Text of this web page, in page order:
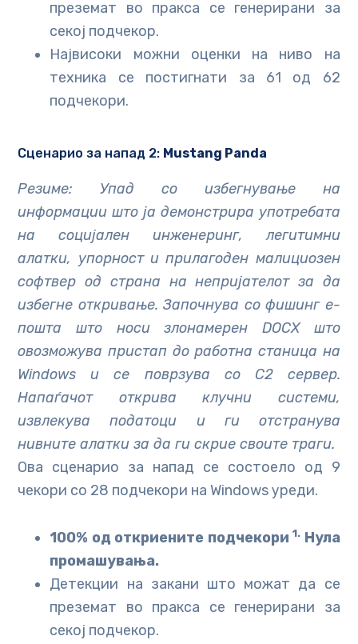
преземат во пракса се генерирани за
секој подчекор.
Највисоки можни оценки на ниво на
техника се постигнати за 61 од 62
подчекори.
Сценарио за напад 2: Mustang Panda
Резиме: Упад со избегнување на
информации што ја демонстрира употребата
на социјален инженеринг, легитимни
алатки, упорност и прилагоден малициозен
софтвер од страна на непријателот за да
избегне откривање. Започнува со фишинг е-
пошта што носи злонамерен DOCX што
овозможува пристап до работна станица на
Windows и се поврзува со C2 сервер.
Напаѓачот открива клучни системи,
извлекува податоци и ги отстранува
нивните алатки за да ги скрие своите траги.
Ова сценарио за напад се состоело од 9
чекори со 28 подчекори на Windows уреди.
100% од откриените подчекори1. Нула
промашувања.
Детекции на закани што можат да се
преземат во пракса се генерирани за
секој подчекор.